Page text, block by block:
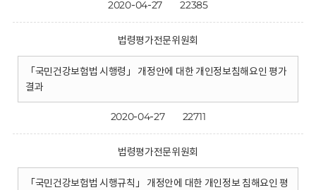
2020-04-27 22385
법령평가전문위원회
「국민건강보험법 시행령」 개정안에 대한 개인정보침해요인 평가
결과
2020-04-27 22711
법령평가전문위원회
「국민건강보험법 시행규칙」 개정안에 대한 개인정보 침해요인 평